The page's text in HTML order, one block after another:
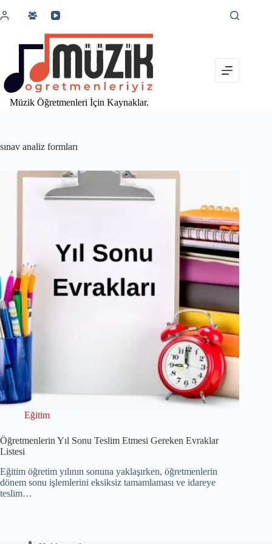
atla
Müzik Öğretmenleri İçin Kaynaklar.
sınav analiz formları
Eğitim
Öğretmenlerin Yıl Sonu Teslim Etmesi Gereken Evraklar
Listesi
Eğitim öğretim yılının sonuna yaklaşırken, öğretmenlerin
dönem sonu işlemlerini eksiksiz tamamlaması ve idareye
teslim…